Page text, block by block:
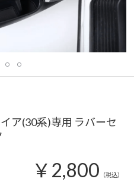
ア(30系)専用 ラバーセ
￥2,800 （税込）